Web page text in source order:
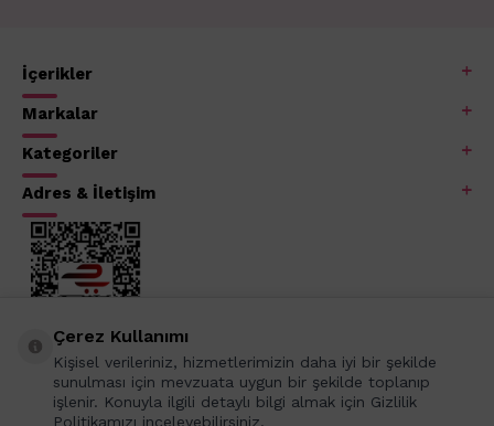
İçerikler
Markalar
Kategoriler
Adres & İletişim
Çerez Kullanımı
Kişisel verileriniz, hizmetlerimizin daha iyi bir şekilde
sunulması için mevzuata uygun bir şekilde toplanıp
işlenir. Konuyla ilgili detaylı bilgi almak için Gizlilik
Politikamızı inceleyebilirsiniz.